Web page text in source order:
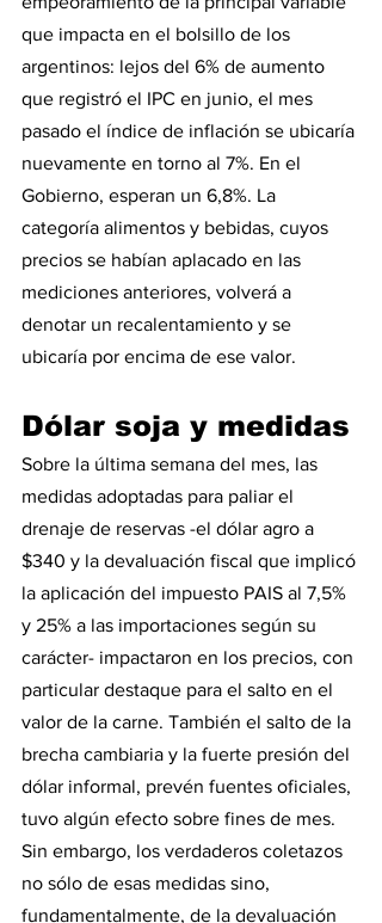
que impacta en el bolsillo de los
argentinos: lejos del 6% de aumento
que registró el IPC en junio, el mes
pasado el índice de inflación se ubicaría
nuevamente en torno al 7%. En el
Gobierno, esperan un 6,8%. La
categoría alimentos y bebidas, cuyos
precios se habían aplacado en las
mediciones anteriores, volverá a
denotar un recalentamiento y se
ubicaría por encima de ese valor.
Dólar soja y medidas
Sobre la última semana del mes, las
medidas adoptadas para paliar el
drenaje de reservas -el dólar agro a
$340 y la devaluación fiscal que implicó
la aplicación del impuesto PAIS al 7,5%
y 25% a las importaciones según su
carácter- impactaron en los precios, con
particular destaque para el salto en el
valor de la carne. También el salto de la
brecha cambiaria y la fuerte presión del
dólar informal, prevén fuentes oficiales,
tuvo algún efecto sobre fines de mes.
Sin embargo, los verdaderos coletazos
no sólo de esas medidas sino,
fundamentalmente, de la devaluación